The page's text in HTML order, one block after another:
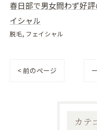
春日部で男女問わず好
イシャル
脱毛 フェイシャル
< 前のページ
カテ